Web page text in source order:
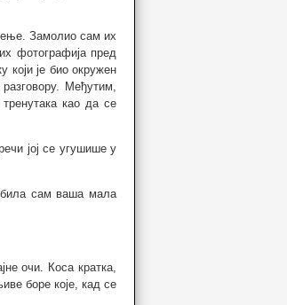
Замолио сам их
фотографија пред
који је био окружен
Међутим,
као да се
јој се угушише у
сам ваша мала
очи. Коса кратка,
боре које, кад се